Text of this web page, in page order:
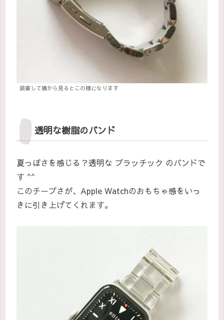
装着して横から見るとこの様になります
透明な樹脂のバンド
夏っぽさを感じる？透明な プラッチック のバンドで
す ^^
このチープさが、Apple Watchのおもちゃ感をいっ
きに引き上げてくれます。